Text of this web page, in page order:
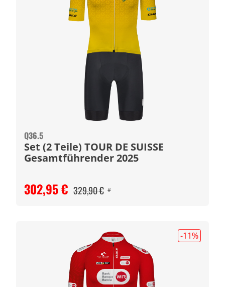
Q36.5
Set (2 Teile) TOUR DE SUISSE
Gesamtführender 2025
302,95 € 329,90 € #
-11%